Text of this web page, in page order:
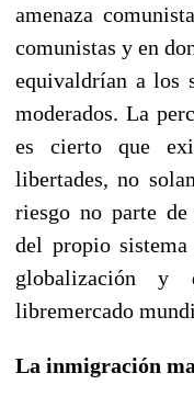
amenaza
comunistas y en
equivaldrían a los
moderados. La
es cierto que
libertades, no
riesgo no parte
del propio
globalización
libremercado
La inmigración